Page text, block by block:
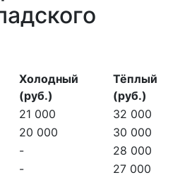
Холодный
(руб.)
Тёплый
(руб.)
21 000
32 000
20 000
30 000
-
28 000
- 27 000